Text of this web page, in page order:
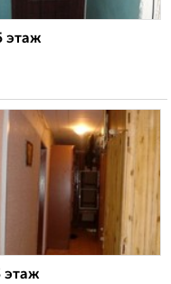
этаж
этаж